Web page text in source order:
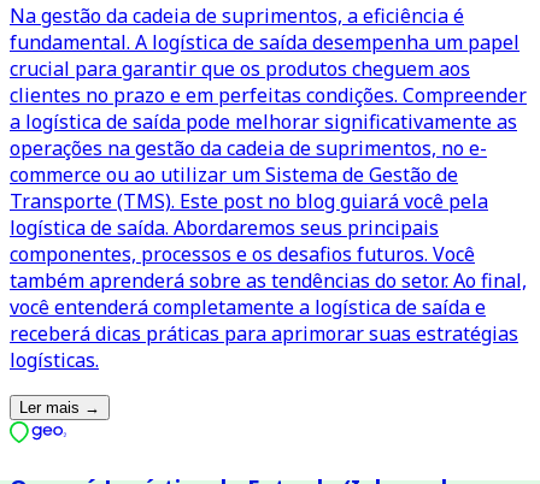
Na gestão da cadeia de suprimentos, a eficiência é
fundamental. A logística de saída desempenha um papel
crucial para garantir que os produtos cheguem aos
clientes no prazo e em perfeitas condições. Compreender
a logística de saída pode melhorar significativamente as
operações na gestão da cadeia de suprimentos, no e-
commerce ou ao utilizar um Sistema de Gestão de
Transporte (TMS). Este post no blog guiará você pela
logística de saída. Abordaremos seus principais
componentes, processos e os desafios futuros. Você
também aprenderá sobre as tendências do setor. Ao final,
você entenderá completamente a logística de saída e
receberá dicas práticas para aprimorar suas estratégias
logísticas.
Ler mais →